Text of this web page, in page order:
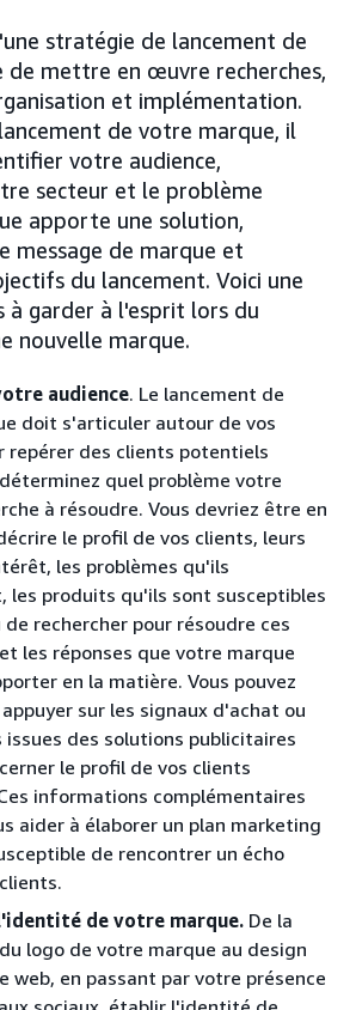
stratégie de lancement de
de mettre en œuvre recherches,
et implémentation.
de votre marque, il
votre audience,
secteur et le problème
apporte une solution,
message de marque et
du lancement. Voici une
à garder à l'esprit lors du
nouvelle marque.
audience. Le lancement de
doit s'articuler autour de vos
repérer des clients potentiels
quel problème votre
à résoudre. Vous devriez être en
le profil de vos clients, leurs
les problèmes qu'ils
les produits qu'ils sont susceptibles
rechercher pour résoudre ces
les réponses que votre marque
en la matière. Vous pouvez
sur les signaux d'achat ou
issues des solutions publicitaires
le profil de vos clients
informations complémentaires
aider à élaborer un plan marketing
de rencontrer un écho
de votre marque. De la
logo de votre marque au design
web, en passant par votre présence